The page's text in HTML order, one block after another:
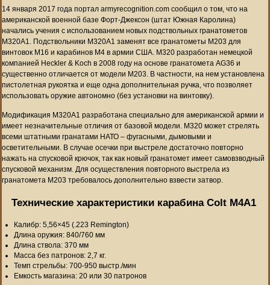
14 января 2017 года портал armyrecognition.com сообщил о том, что на
американской военной базе Форт-Джексон (штат Южная Каролина)
начались учения с использованием новых подствольных гранатометов
M320A1. Подствольники M320A1 заменят все гранатометы M203 для
винтовок M16 и карабинов M4 в армии США. M320 разработан немецкой
компанией Heckler & Koch в 2008 году на основе гранатомета AG36 и
существенно отличается от модели M203. В частности, на нем установлена
пистолетная рукоятка и еще одна дополнительная ручка, что позволяет
использовать оружие автономно (без установки на винтовку).
Модификация M320A1 разработана специально для американской армии и
имеет незначительные отличия от базовой модели. M320 может стрелять
всеми штатными гранатами НАТО – фугасными, дымовыми и
осветительными. В случае осечки при выстреле достаточно повторно
нажать на спусковой крючок, так как новый гранатомет имеет самовзводный
спусковой механизм. Для осуществления повторного выстрела из
гранатомета M203 требовалось дополнительно взвести затвор.
Технические характеристики карабина Colt M4A1
Калибр: 5,56×45 (.223 Remington)
Длина оружия: 840/760 мм
Длина ствола: 370 мм
Масса без патронов: 2,7 кг.
Темп стрельбы: 700-950 выстр./мин
Емкость магазина: 20 или 30 патронов